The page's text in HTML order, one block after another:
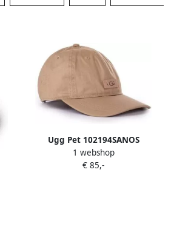
Ugg Pet 102194SANOS
1 webshop
€ 85,-